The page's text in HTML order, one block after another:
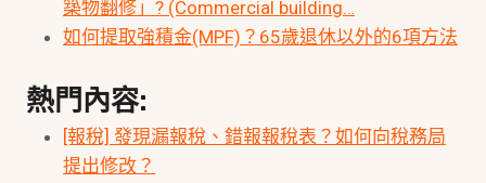
築物翻修」? (Commercial building…
如何提取強積金(MPF)？65歲退休以外的6項方法
熱門內容:
[報稅] 發現漏報稅、錯報報稅表？如何向稅務局
提出修改？